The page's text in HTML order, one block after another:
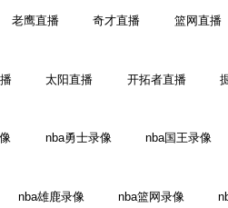
老鹰直播 奇才直播 篮网直播
太阳直播 开拓者直播
nba勇士录像 nba国王录像
nba雄鹿录像 nba篮网录像